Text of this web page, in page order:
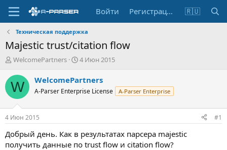
Войти Регистрация 🇷🇺
Техническая поддержка
Majestic trust/citation flow
А
т
о
т
е
м
ы
WelcomePartners
Д
т
н
а
л
а
4 Июн 2015
W WelcomePartners
A-Parser Enterprise License A-Parser Enterprise
4 Июн 2015 #1
Добрый день. Как в результатах парсера majestic
получить данные по trust flow и citation flow?